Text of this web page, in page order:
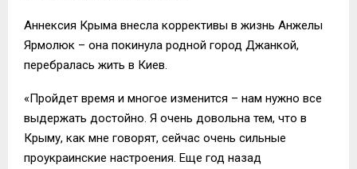
Аннексия Крыма внесла коррективы в жизнь Анжелы
Ярмолюк – она покинула родной город Джанкой,
перебралась жить в Киев.
«Пройдет время и многое изменится – нам нужно все
выдержать достойно. Я очень довольна тем, что в
Крыму, как мне говорят, сейчас очень сильные
проукраинские настроения. Еще год назад